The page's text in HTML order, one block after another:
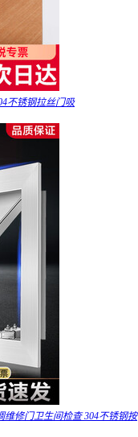
不锈钢拉丝门吸
修门卫生间检查 304不锈钢按